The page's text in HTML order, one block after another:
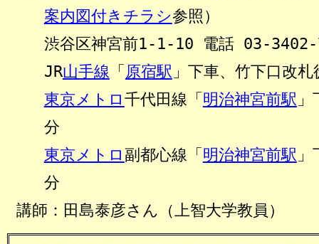
案内図付きチラシ参照）
渋谷区神宮前1-1-10 電話 03-
JR山手線 「 原宿駅 」下車、竹下口改
東京メトロ 千代田線「 明治神宮前駅
分
東京メトロ 副都心線「 明治神宮前駅
分
講師：田島泰彦さん（上智大学教員）